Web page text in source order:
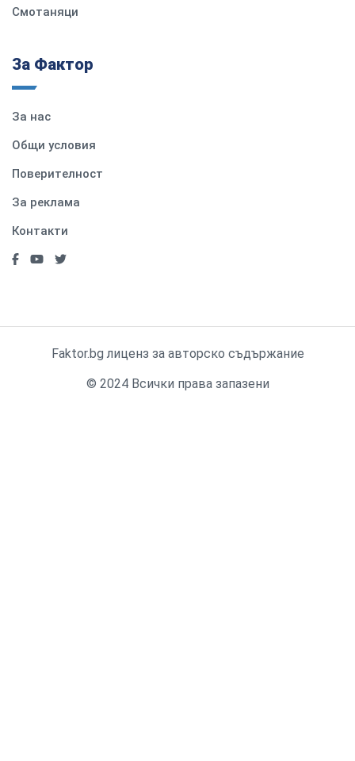
Смотаняци
За Фактор
За нас
Общи условия
Поверителност
За реклама
Контакти
Faktor.bg лиценз за авторско съдържание
© 2024 Всички права запазени